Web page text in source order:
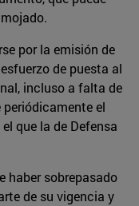
por la emisión de
de puesta al
incluso a falta de
el
que la de Defensa
haber sobrepasado
de su vigencia y